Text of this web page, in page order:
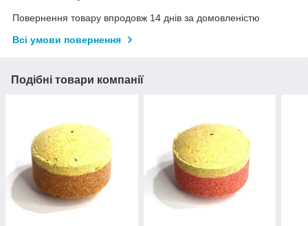
Повернення товару впродовж 14 днів за домовленістю
Всі умови повернення
Подібні товари компанії